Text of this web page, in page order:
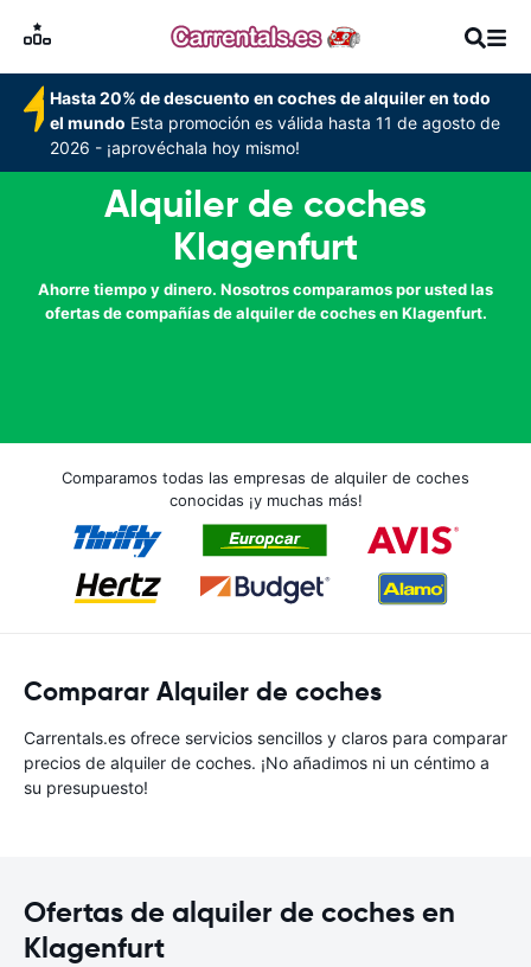
Hasta 20% de descuento en coches de alquiler en todo
el mundo Esta promoción es válida hasta 11 de agosto de
2026 - ¡aprovéchala hoy mismo!
Alquiler de coches
Klagenfurt
Ahorre tiempo y dinero. Nosotros comparamos por usted las
ofertas de compañías de alquiler de coches en Klagenfurt.
Comparamos todas las empresas de alquiler de coches
conocidas ¡y muchas más!
Comparar Alquiler de coches
Carrentals.es ofrece servicios sencillos y claros para comparar
precios de alquiler de coches. ¡No añadimos ni un céntimo a
su presupuesto!
Ofertas de alquiler de coches en
Klagenfurt